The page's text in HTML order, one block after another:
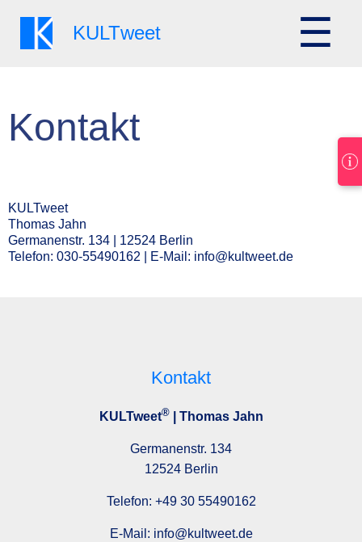
KULTweet ☰
Kontakt
KULTweet
Thomas Jahn
Germanenstr. 134 | 12524 Berlin
Telefon: 030-55490162 | E-Mail: info@kultweet.de
Kontakt
KULTweet®| Thomas Jahn
Germanenstr. 134
12524 Berlin
Telefon: +49 30 55490162
E-Mail: info@kultweet.de